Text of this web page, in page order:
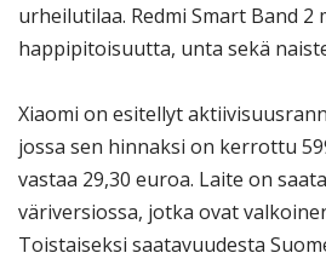
urheilutilaa. Redmi Smart Band 2
happipitoisuutta, unta sekä
Xiaomi on esitellyt
jossa sen hinnaksi on kerrottu
vastaa 29,30 euroa. Laite on
väriversiossa, jotka ovat
Toistaiseksi saatavuudesta